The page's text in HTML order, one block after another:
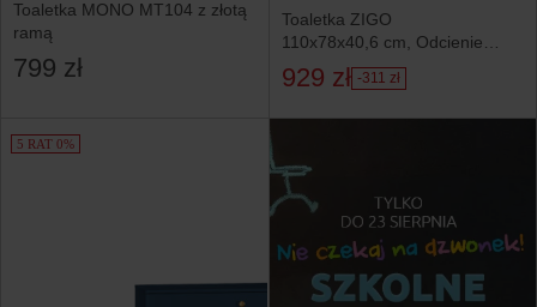
Toaletka MONO MT104 z złotą
ramą
799 zł
Toaletka ZIGO
110x78x40,6 cm, Odcienie
niebieskiego
929 zł -311 zł
5 RAT 0%